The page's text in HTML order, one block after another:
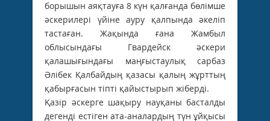
борышын аяқтауға 8 күн қалғанда бөлімше
әскерилері үйіне ауру қалпында әкеліп
тастаған. Жақында ғана Жамбыл
облысындағы Гвардейск әскери
қалашығындағы маңғыстаулық сарбаз
Әлібек Қалбайдың қазасы қалың жұрттың
қабырғасын тіпті қайыстырып жіберді.
Қазір әскерге шақыру науқаны басталды
дегенді естіген ата-аналардың түн ұйқысы